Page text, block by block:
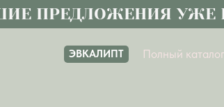
ПРЕДЛОЖЕНИЯ УЖЕ В
ЭВКАЛИПТ Полный